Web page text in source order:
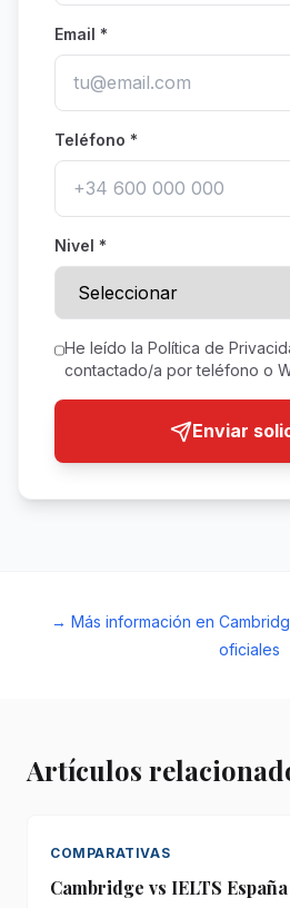
Email *
Teléfono *
Nivel *
He leído la Política de
contactado/a por teléfono o
Enviar
→ Más información en
oficiales
Artículos
COMPARATIVAS
Cambridge vs IELTS España